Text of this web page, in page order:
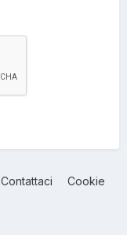
Contattaci Cookie